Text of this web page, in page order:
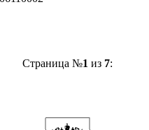
Страница №1 из 7: